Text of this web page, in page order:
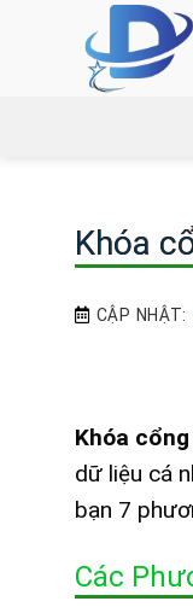
Khóa
CẬP NHẬT:
Khóa
dữ liệu cá
bạn 7
Các